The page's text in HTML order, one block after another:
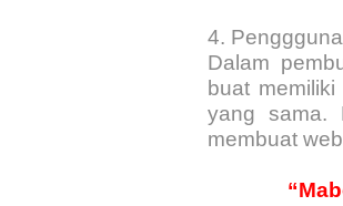
4.
Dalam
buat
yang sama.
membuat